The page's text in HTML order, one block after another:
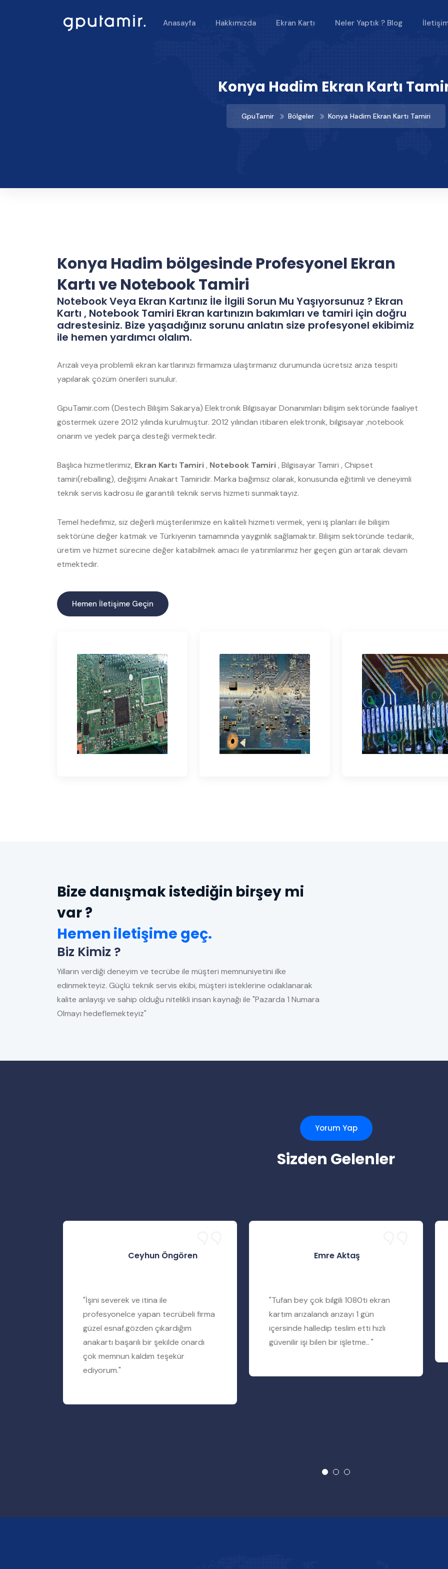
Anasayfa Hakkımızda Ekran Kartı Neler Yaptık ? Blog
Konya Hadim Ekran Kartı
GpuTamir Bölgeler Konya Hadim Ekran Kartı Tamiri
Konya Hadim bölgesinde Profesyonel Ekran
Kartı ve Notebook Tamiri
Notebook Veya Ekran Kartınız İle İlgili Sorun Mu Yaşıyorsunuz ? Ekran
Kartı , Notebook Tamiri Ekran kartınızın bakımları ve tamiri için doğru
adrestesiniz. Bize yaşadığınız sorunu anlatın size profesyonel ekibimiz
ile hemen yardımcı olalım.
Arızalı veya problemli ekran kartlarınızı firmamıza ulaştırmanız durumunda ücretsiz arıza tespiti
yapılarak çözüm önerileri sunulur.
GpuTamir.com (Destech Bilişim Sakarya) Elektronik Bilgisayar Donanımları bilişim sektöründe faaliyet
göstermek üzere 2012 yılında kurulmuştur. 2012 yılından itibaren elektronik, bilgisayar ,notebook
onarım ve yedek parça desteği vermektedir.
Başlıca hizmetlerimiz, Ekran Kartı Tamiri, Notebook Tamiri, Bilgisayar Tamiri , Chipset
tamiri(reballing), değişimi Anakart Tamiridir. Marka bağımsız olarak, konusunda eğitimli ve deneyimli
teknik servis kadrosu ile garantili teknik servis hizmeti sunmaktayız.
Temel hedefimiz, siz değerli müşterilerimize en kaliteli hizmeti vermek, yeni iş planları ile bilişim
sektörüne değer katmak ve Türkiyenin tamamında yaygınlık sağlamaktır. Bilişim sektöründe tedarik,
üretim ve hizmet sürecine değer katabilmek amacı ile yatırımlarımız her geçen gün artarak devam
etmektedir.
Hemen İletişime Geçin
Bize danışmak istediğin birşey mi
var ?
Hemen iletişime geç.
Biz Kimiz ?
Yılların verdiği deneyim ve tecrübe ile müşteri memnuniyetini ilke
edinmekteyiz. Güçlü teknik servis ekibi, müşteri isteklerine odaklanarak
kalite anlayışı ve sahip olduğu nitelikli insan kaynağı ile "Pazarda 1 Numara
Olmayı hedeflemekteyiz"
Yorum Yap
Sizden Gelenler
Ceyhun Öngören
"İşini severek ve itina ile
profesyonelce yapan tecrübeli firma
güzel esnaf.gözden çıkardığım
anakartı başarılı bir şekilde onardı
çok memnun kaldım teşekür
ediyorum."
Emre Aktaş
"Tufan bey çok bilgili 1080ti ekran
kartım arızalandı arızayı 1 gün
içersinde halledip teslim etti hızlı
güvenilir işi bilen bir işletme.. "